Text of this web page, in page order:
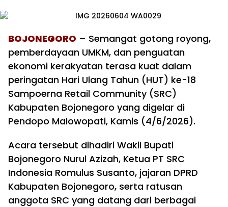
BOJONEGORO – Semangat gotong royong,
pemberdayaan UMKM, dan penguatan
ekonomi kerakyatan terasa kuat dalam
peringatan Hari Ulang Tahun (HUT) ke-18
Sampoerna Retail Community (SRC)
Kabupaten Bojonegoro yang digelar di
Pendopo Malowopati, Kamis (4/6/2026).
Acara tersebut dihadiri Wakil Bupati
Bojonegoro Nurul Azizah, Ketua PT SRC
Indonesia Romulus Susanto, jajaran DPRD
Kabupaten Bojonegoro, serta ratusan
anggota SRC yang datang dari berbagai